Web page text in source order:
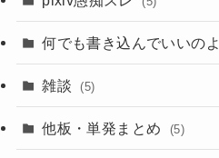
何でも書き込んでいいのよ
雑談 (5)
他板・単発まとめ (5)